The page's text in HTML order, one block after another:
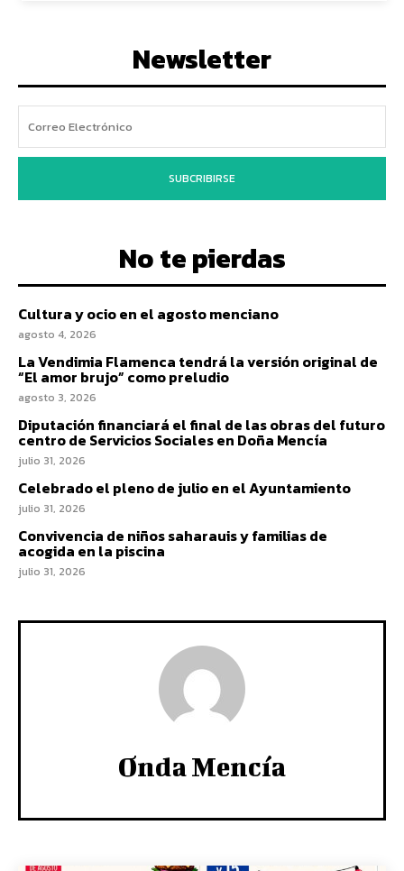
Newsletter
SUBCRIBIRSE
No te pierdas
Cultura y ocio en el agosto menciano
agosto 4, 2026
La Vendimia Flamenca tendrá la versión original de
“El amor brujo” como preludio
agosto 3, 2026
Diputación financiará el final de las obras del futuro
centro de Servicios Sociales en Doña Mencía
julio 31, 2026
Celebrado el pleno de julio en el Ayuntamiento
julio 31, 2026
Convivencia de niños saharauis y familias de
acogida en la piscina
julio 31, 2026
Onda Mencía